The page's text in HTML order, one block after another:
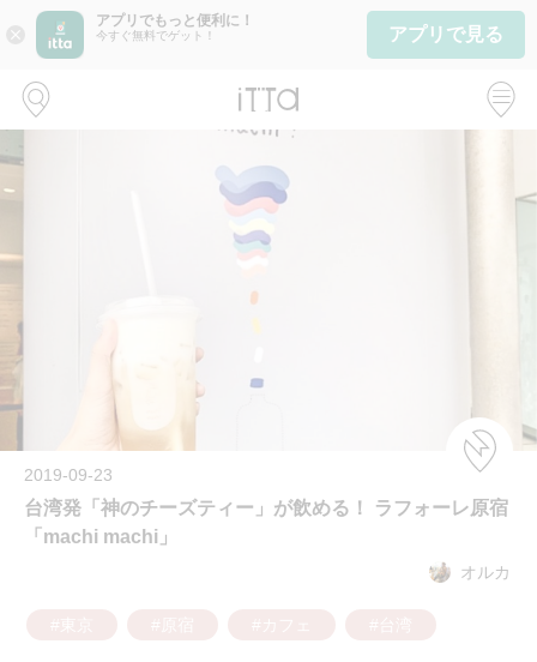
close
アプリでもっと便利に！
今すぐ無料でゲット！ アプリで見る
2019-09-23
台湾発「神のチーズティー」が飲める！ ラフォーレ原宿
「machi machi」
オルカ